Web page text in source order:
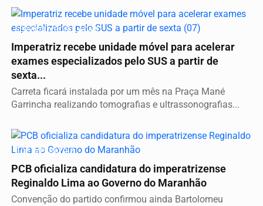
SERVIÇO A POPULAÇÃO
Imperatriz recebe unidade móvel para acelerar
exames especializados pelo SUS a partir de
sexta...
Carreta ficará instalada por um mês na Praça Mané
Garrincha realizando tomografias e ultrassonografias...
É DE IMPERATRIZ
PCB oficializa candidatura do imperatrizense
Reginaldo Lima ao Governo do Maranhão
Convenção do partido confirmou ainda Bartolomeu